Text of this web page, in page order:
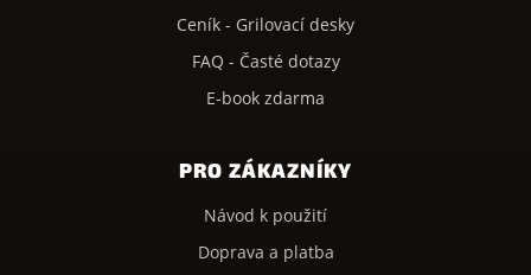
Ceník - Grilovací desky
FAQ - Časté dotazy
E-book zdarma
PRO ZÁKAZNÍKY
Návod k použití
Doprava a platba